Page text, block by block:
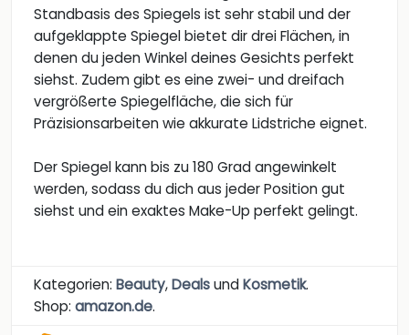
Standbasis des Spiegels ist sehr stabil und der
aufgeklappte Spiegel bietet dir drei Flächen, in
denen du jeden Winkel deines Gesichts perfekt
siehst. Zudem gibt es eine zwei- und dreifach
vergrößerte Spiegelfläche, die sich für
Präzisionsarbeiten wie akkurate Lidstriche eignet.
Der Spiegel kann bis zu 180 Grad angewinkelt
werden, sodass du dich aus jeder Position gut
siehst und ein exaktes Make-Up perfekt gelingt.
Kategorien: Beauty,DealsundKosmetik.
Shop: amazon.de.